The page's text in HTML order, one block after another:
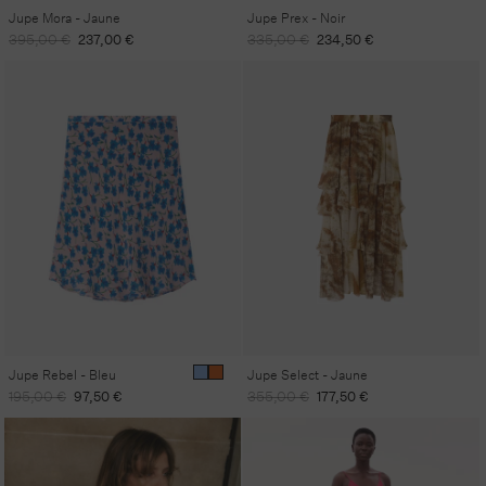
Jupe Mora - Jaune
Prix
395,00 € Prix
237,00 €
Jupe Prex - Noir
Prix
335,00 € Prix
234,50 €
Jupe Rebel - Bleu
Prix
habituel
195,00 € Prix
promotionnel
97,50 €
Jupe Select - Jaune
Prix
355,00 € Prix
177,50 €